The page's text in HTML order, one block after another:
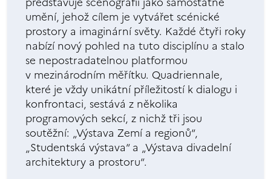
umění, jehož cílem je vytvářet scénické
prostory a imaginární světy. Každé čtyři roky
nabízí nový pohled na tuto disciplínu a stalo
se nepostradatelnou platformou
v mezinárodním měřítku. Quadriennale,
které je vždy unikátní příležitostí k dialogu i
konfrontaci, sestává z několika
programových sekcí, z nichž tři jsou
soutěžní: „Výstava Zemí a regionů“,
„Studentská výstava“ a „Výstava divadelní
architektury a prostoru“.